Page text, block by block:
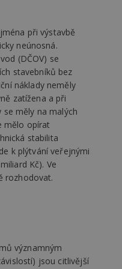
při výstavbě
neúnosná.
(DČOV) se
stavebníků bez
náklady neměly
zatížena a při
měly na malých
mělo opírat
stabilita
k plýtvání veřejnými
Kč). Ve
rozhodovat.
významným
jsou citlivější
soubor cookie je přidružen k
Správce značek Google k načtení
Pokud je použit, lze jej
protože bez něj jiné skripty
Konec názvu je jedinečné
přidruženého účtu
soubor cookie se používá k
cookie je nastaven tak, aby
cesty uživatele pro celkový
Neobsahuje žádné identifikovatelné
Soubor cookie je nastaven tak, aby
cesty uživatele pro celkový
žádné identifikovatelné
se o soubor cookie, který slouží
souborů cookie návštěvníkem